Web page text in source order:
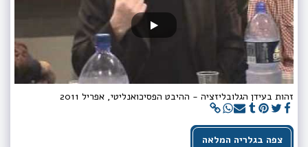
זהות בעידן הגלובליזציה - ההיבט הפסיכואנליטי, אפריל 2011
צפה בגלריה המלאה